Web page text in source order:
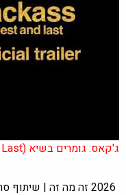
ג'קאס: גומרים בשיא (Jackass: Best and Last)
2026 זה מה זה |